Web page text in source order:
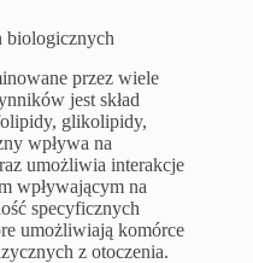
biologicznych
przez wiele
jest skład
glikolipidy,
wpływa na
umożliwia interakcje
wpływającym na
specyficznych
umożliwiają komórce
z otoczenia.